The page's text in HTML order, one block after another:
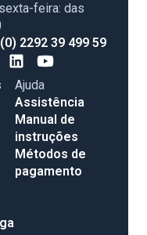
feira: das
2292 39 499 59
Ajuda
Assistência
Manual de
instruções
Métodos de
pagamento